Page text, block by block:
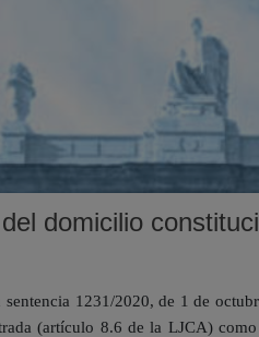
domicilio
1231/2020, de 1 de
(artículo 8.6 de la LJCA)